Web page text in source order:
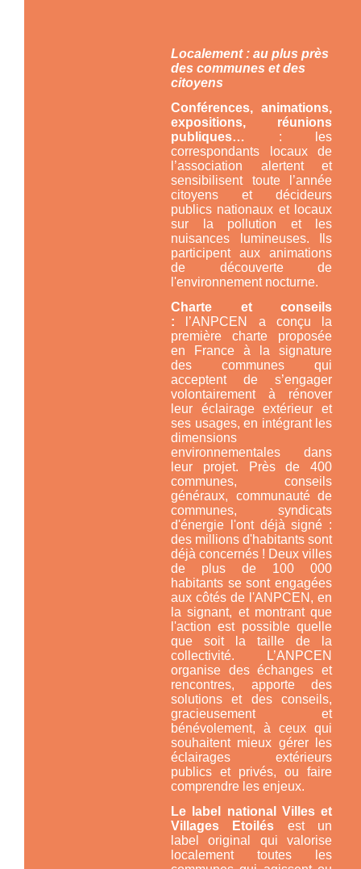
Localement : au plus près
des communes et des
citoyens
Conférences, animations,
expositions, réunions
publiques… : les
correspondants locaux de
l’association alertent et
sensibilisent toute l’année
citoyens et décideurs
publics nationaux et locaux
sur la pollution et les
nuisances lumineuses. Ils
participent aux animations
de découverte de
l'environnement nocturne.
Charte et conseils
: l’ANPCEN a conçu la
première charte proposée
en France à la signature
des communes qui
acceptent de s’engager
volontairement à rénover
leur éclairage extérieur et
ses usages, en intégrant les
dimensions
environnementales dans
leur projet. Près de 400
communes, conseils
généraux, communauté de
communes, syndicats
d'énergie l'ont déjà signé :
des millions d'habitants sont
déjà concernés ! Deux villes
de plus de 100 000
habitants se sont engagées
aux côtés de l'ANPCEN, en
la signant, et montrant que
l'action est possible quelle
que soit la taille de la
collectivité. L’ANPCEN
organise des échanges et
rencontres, apporte des
solutions et des conseils,
gracieusement et
bénévolement, à ceux qui
souhaitent mieux gérer les
éclairages extérieurs
publics et privés, ou faire
comprendre les enjeux.
Le label national Villes et
Villages Etoilés est un
label original qui valorise
localement toutes les